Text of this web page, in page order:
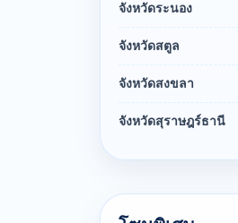
จังหวัดระนอง
จังหวัดสตูล
จังหวัดสงขลา
จังหวัดสุราษฎร์ธานี